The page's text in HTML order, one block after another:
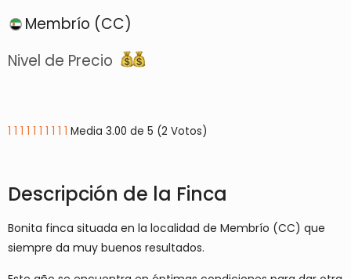
Membrío (CC)
Nivel de Precio
1 1 1 1 1 1 1 1 1 1 Media 3.00 de 5 (2 Votos)
Descripción de la Finca
Bonita finca situada en la localidad de Membrío (CC) que
siempre da muy buenos resultados.